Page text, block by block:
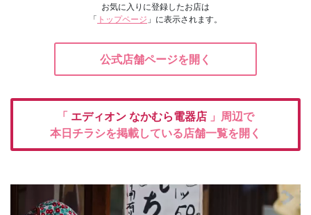
お気に入りに登録したお店は
「 トップページ 」に表示されます。
公式店舗ページを開く
「 エディオン なかむら電器店 」周辺で
本日チラシを掲載している店舗一覧を開く